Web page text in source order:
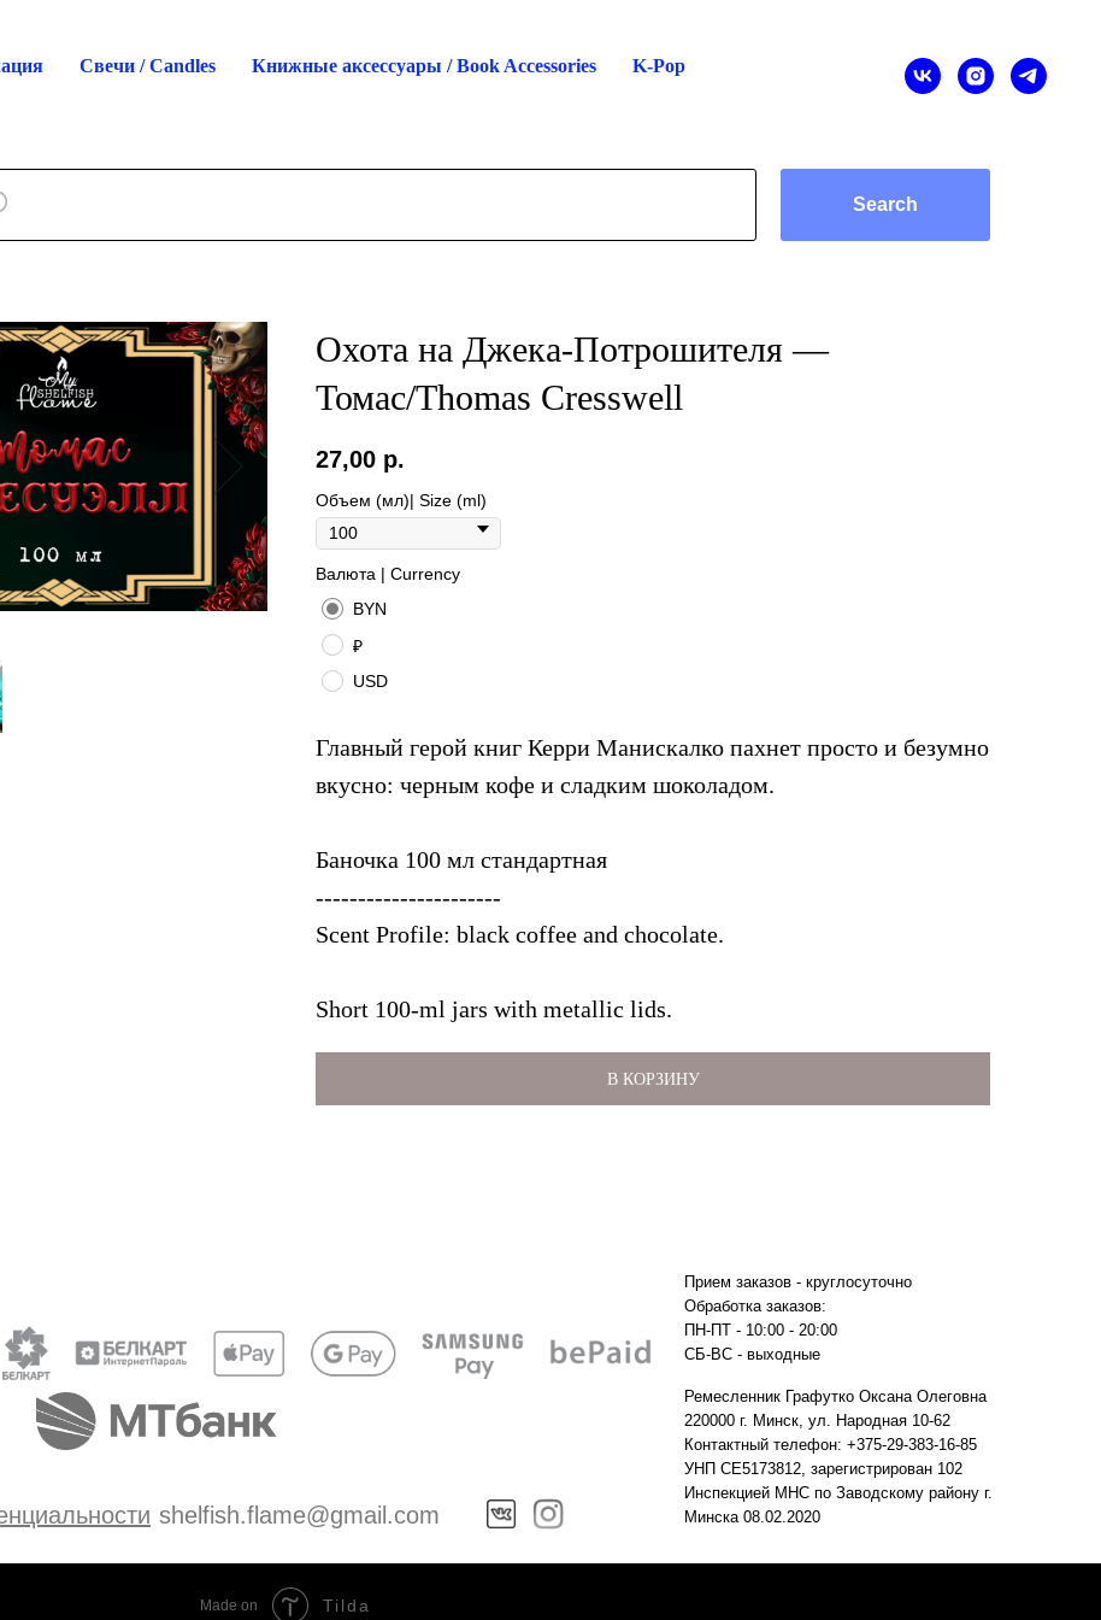
Свечи / Candles Книжные аксессуары / Book Accessories K-Pop
Search
Охота на Джека-Потрошителя —
Томас/Thomas Cresswell
27,00 р.
Объем (мл)| Size (ml)
Валюта | Currency
BYN
₽
USD
Главный герой книг Керри Манискалко пахнет просто и безумно
вкусно: черным кофе и сладким шоколадом.
Баночка 100 мл стандартная
----------------------
Scent Profile: black coffee and chocolate.
Short 100-ml jars with metallic lids.
В КОРЗИНУ
shelfish.flame@gmail.com
Прием заказов - круглосуточно
Обработка заказов:
ПН-ПТ - 10:00 - 20:00
СБ-ВС - выходные
Ремесленник Графутко Оксана Олеговна
220000 г. Минск, ул. Народная 10-62
Контактный телефон: +375-29-383-16-85
УНП CE5173812, зарегистрирован 102
Инспекцией МНС по Заводскому району г.
Минска 08.02.2020
Made on Tilda